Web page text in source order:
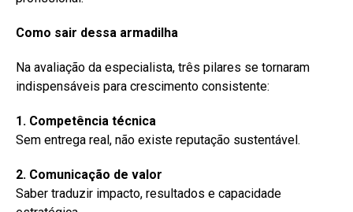
Como sair dessa armadilha
Na avaliação da especialista, três pilares se tornaram
indispensáveis para crescimento consistente:
1. Competência técnica
Sem entrega real, não existe reputação sustentável.
2. Comunicação de valor
Saber traduzir impacto, resultados e capacidade